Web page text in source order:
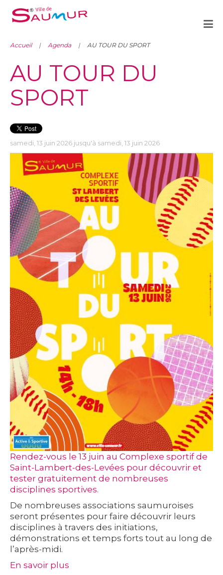
Accueil Agenda AU TOUR DU SPORT
AU TOUR DU
SPORT
samedi, 13 juin 2026 jusqu'à samedi, 13 juin 2026
Rendez-vous le 13 juin au Complexe sportif de
Saint-Lambert-des-Levées pour découvrir et
tester gratuitement de nombreuses
disciplines sportives.
De nombreuses associations saumuroises
seront présentes pour faire découvrir leurs
disciplines à travers des initiations,
démonstrations et temps forts tout au long de
l’après-midi.
En savoir plus